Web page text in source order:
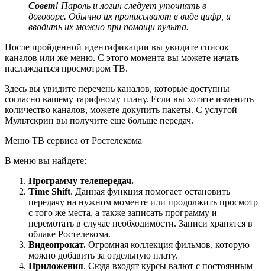
Совет! Пароль и логин следует уточнять в
договоре. Обычно их прописывают в виде цифр, и
вводить их можно при помощи пульта.
После пройденной идентификации вы увидите список
каналов или же меню. С этого момента вы можете начать
наслаждаться просмотром ТВ.
Здесь вы увидите перечень каналов, которые доступны
согласно вашему тарифному плану. Если вы хотите изменить
количество каналов, можете докупить пакеты. С услугой
Мультскрин вы получите еще больше передач.
Меню ТВ сервиса от Ростелекома
В меню вы найдете:
Программу телепередач.
Time Shift. Данная функция помогает остановить
передачу на нужном моменте или продолжить просмотр
с того же места, а также записать программу и
перемотать в случае необходимости. Записи хранятся в
облаке Ростелекома.
Видеопрокат. Огромная коллекция фильмов, которую
можно добавить за отдельную плату.
Приложения. Сюда входят курсы валют с постоянным